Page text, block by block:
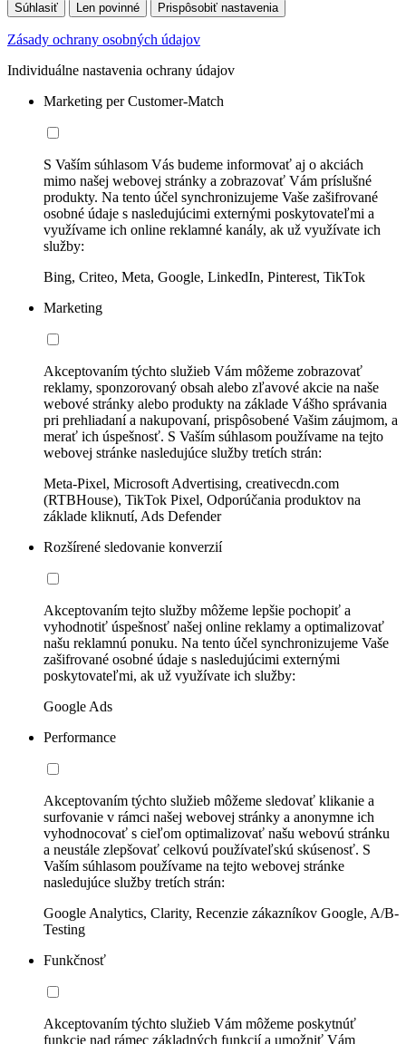
Súhlasiť Len povinné Prispôsobiť nastavenia
Zásady ochrany osobných údajov
Individuálne nastavenia ochrany údajov
Marketing per Customer-Match
S Vaším súhlasom Vás budeme informovať aj o akciách
mimo našej webovej stránky a zobrazovať Vám príslušné
produkty. Na tento účel synchronizujeme Vaše zašifrované
osobné údaje s nasledujúcimi externými poskytovateľmi a
využívame ich online reklamné kanály, ak už využívate ich
služby:
Bing, Criteo, Meta, Google, LinkedIn, Pinterest, TikTok
Marketing
Akceptovaním týchto služieb Vám môžeme zobrazovať
reklamy, sponzorovaný obsah alebo zľavové akcie na naše
webové stránky alebo produkty na základe Vášho správania
pri prehliadaní a nakupovaní, prispôsobené Vašim záujmom, a
merať ich úspešnosť. S Vaším súhlasom používame na tejto
webovej stránke nasledujúce služby tretích strán:
Meta-Pixel, Microsoft Advertising, creativecdn.com
(RTBHouse), TikTok Pixel, Odporúčania produktov na
základe kliknutí, Ads Defender
Rozšírené sledovanie konverzií
Akceptovaním tejto služby môžeme lepšie pochopiť a
vyhodnotiť úspešnosť našej online reklamy a optimalizovať
našu reklamnú ponuku. Na tento účel synchronizujeme Vaše
zašifrované osobné údaje s nasledujúcimi externými
poskytovateľmi, ak už využívate ich služby:
Google Ads
Performance
Akceptovaním týchto služieb môžeme sledovať klikanie a
surfovanie v rámci našej webovej stránky a anonymne ich
vyhodnocovať s cieľom optimalizovať našu webovú stránku
a neustále zlepšovať celkovú používateľskú skúsenosť. S
Vaším súhlasom používame na tejto webovej stránke
nasledujúce služby tretích strán:
Google Analytics, Clarity, Recenzie zákazníkov Google, A/B-
Testing
Funkčnosť
Akceptovaním týchto služieb Vám môžeme poskytnúť
funkcie nad rámec základných funkcií a umožniť Vám